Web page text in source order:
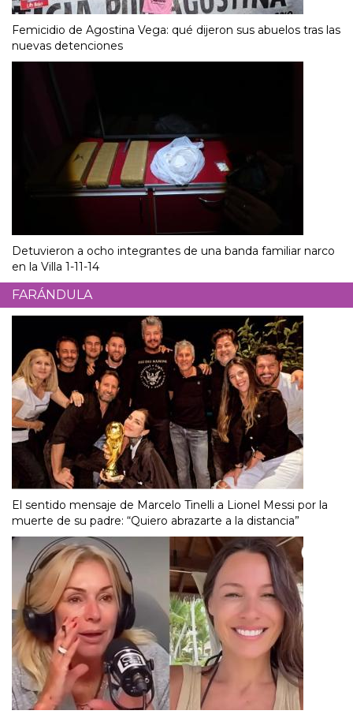
Femicidio de Agostina Vega: qué dijeron sus abuelos tras las
nuevas detenciones
Detuvieron a ocho integrantes de una banda familiar narco
en la Villa 1-11-14
FARÁNDULA
El sentido mensaje de Marcelo Tinelli a Lionel Messi por la
muerte de su padre: “Quiero abrazarte a la distancia”